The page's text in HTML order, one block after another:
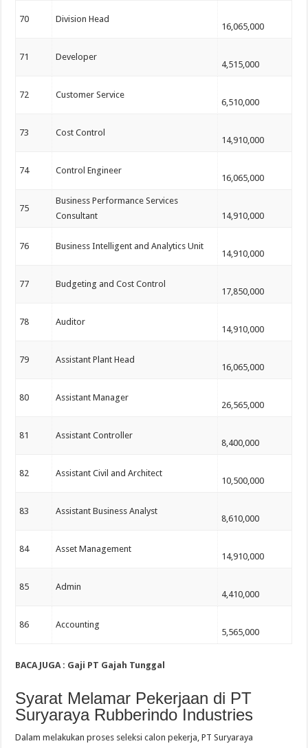
70 Division Head
16,065,000
71 Developer
4,515,000
72 Customer Service
6,510,000
73 Cost Control
14,910,000
74 Control Engineer
16,065,000
75
Business Performance Services
Consultant
14,910,000
76 Business Intelligent and Analytics Unit
14,910,000
77 Budgeting and Cost Control
17,850,000
78 Auditor
14,910,000
79 Assistant Plant Head
16,065,000
80 Assistant Manager
26,565,000
81 Assistant Controller
8,400,000
82 Assistant Civil and Architect
10,500,000
83 Assistant Business Analyst
8,610,000
84 Asset Management
14,910,000
85 Admin
4,410,000
86 Accounting
5,565,000
BACA JUGA : Gaji PT Gajah Tunggal
Syarat Melamar Pekerjaan di PT
Suryaraya Rubberindo Industries
Dalam melakukan proses seleksi calon pekerja, PT Suryaraya